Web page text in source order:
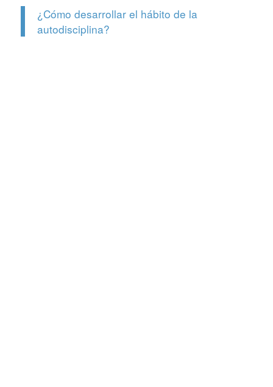
¿Cómo desarrollar el hábito de la
autodisciplina?